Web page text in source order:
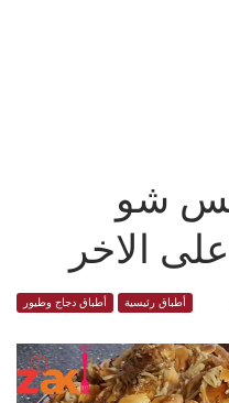
بس شو
الاخر
أطباق رئيسية أطباق دجاج وطيور